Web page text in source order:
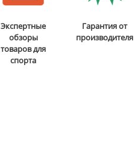
Мобильная
баскетбольная стойка
DFC
38 690
Экспертные
обзоры
товаров для
спорта
Гарантия от
производителя